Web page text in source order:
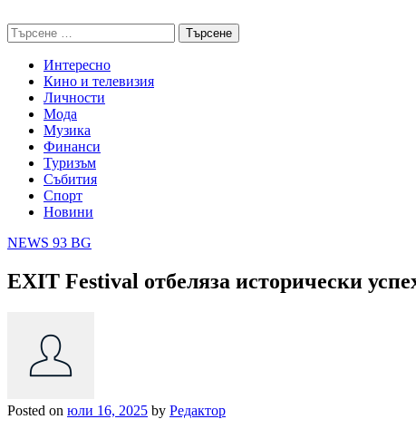
to
content
Търсене
за:
Интересно
Кино и телевизия
Личности
Мода
Музика
Финанси
Туризъм
Събития
Спорт
Новини
NEWS 93 BG
EXIT Festival отбеляза исторически
Posted on юли 16, 2025 by Редактор